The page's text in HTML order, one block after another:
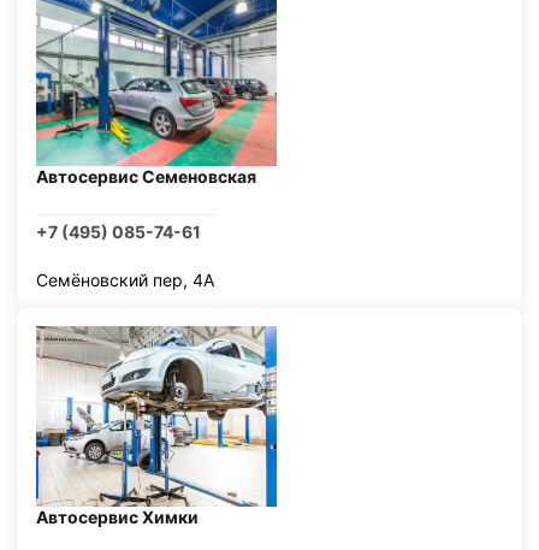
Автосервис Семеновская
+7 (495) 085-74-61
Семёновский пер, 4А
Автосервис Химки